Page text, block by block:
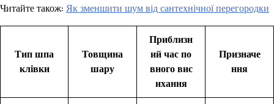
Читайте також: Як зменшити шум від сантехнічної перегородки
Тип шпа
клівки
Товщина
шару
Приблизн
ий час по
вного вис
ихання
Призначе
ння